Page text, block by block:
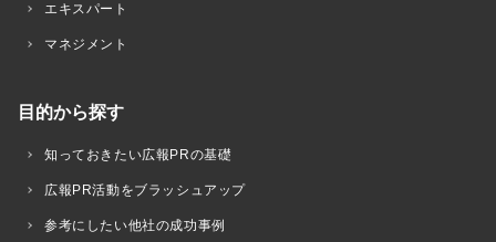
エキスパート
マネジメント
目的から探す
知っておきたい広報PRの基礎
広報PR活動をブラッシュアップ
参考にしたい他社の成功事例